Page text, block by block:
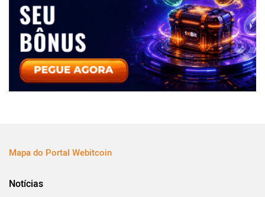
Mapa do Portal Webitcoin
Notícias